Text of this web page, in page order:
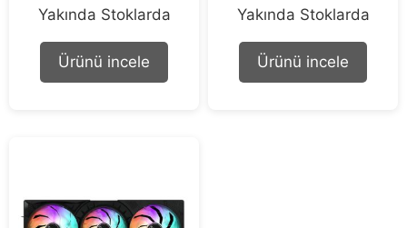
o
o
f
Yakında Stoklarda
Ürünü incele
o
o
f
Yakında Stoklarda
Ürünü incele